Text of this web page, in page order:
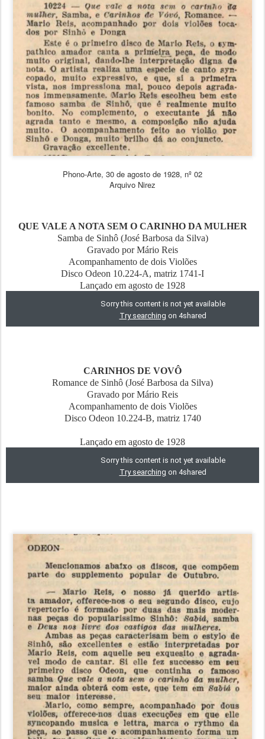
Phono-Arte, 30 de agosto de 1928, nº 02
Arquivo Nirez
QUE VALE A NOTA SEM O CARINHO DA MULHER
Samba de Sinhô (José Barbosa da Silva)
Gravado por Mário Reis
Acompanhamento de dois Violões
Disco Odeon 10.224-A, matriz 1741-I
Lançado em agosto de 1928
CARINHOS DE VOVÔ
Romance de Sinhô (José Barbosa da Silva)
Gravado por Mário Reis
Acompanhamento de dois Violões
Disco Odeon 10.224-B, matriz 1740
Lançado em agosto de 1928